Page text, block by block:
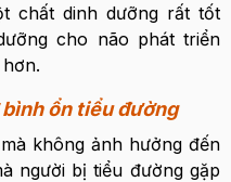
chất dinh dưỡng rất tốt
cho não phát triển
ổn tiểu đường
không ảnh hưởng đến
người bị tiểu đường gặp